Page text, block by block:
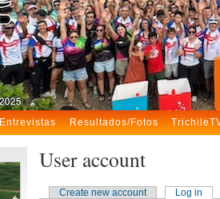
Entrevistas Resultados/Fotos
User account
Create new account Log in